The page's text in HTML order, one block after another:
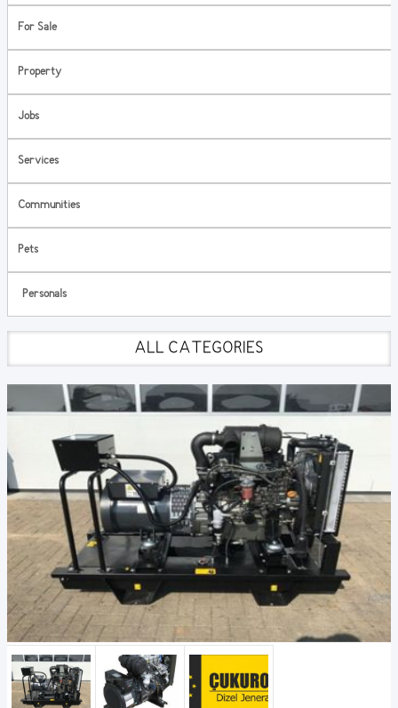
For Sale
Property
Jobs
Services
Communities
Pets
Personals
ALL CATEGORIES